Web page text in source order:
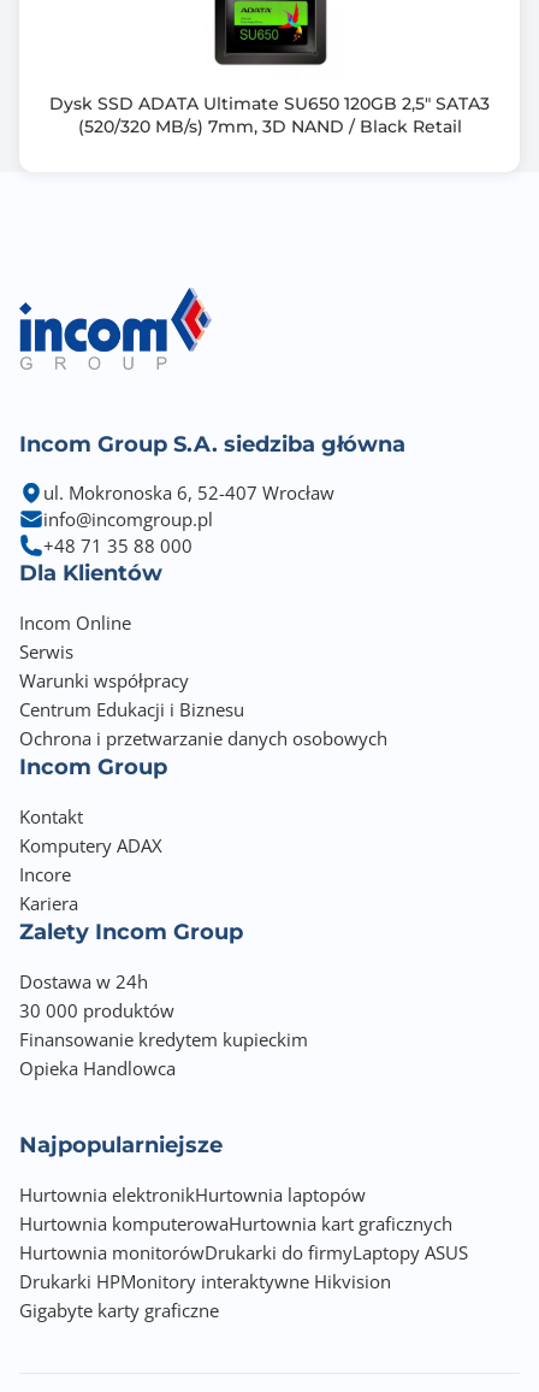
Dysk SSD ADATA Ultimate SU650 120GB 2,5" SATA3
(520/320 MB/s) 7mm, 3D NAND / Black Retail
Incom Group S.A. siedziba główna
ul. Mokronoska 6, 52-407 Wrocław
info@incomgroup.pl
+48 71 35 88 000
Dla Klientów
Incom Online
Serwis
Warunki współpracy
Centrum Edukacji i Biznesu
Ochrona i przetwarzanie danych osobowych
Incom Group
Kontakt
Komputery ADAX
Incore
Kariera
Zalety Incom Group
Dostawa w 24h
30 000 produktów
Finansowanie kredytem kupieckim
Opieka Handlowca
Najpopularniejsze
Hurtownia elektronikHurtownia laptopów
Hurtownia komputerowaHurtownia kart graficznych
Hurtownia monitorówDrukarki do firmyLaptopy ASUS
Drukarki HPMonitory interaktywne Hikvision
Gigabyte karty graficzne